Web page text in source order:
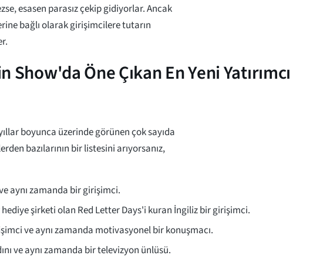
esasen parasız çekip gidiyorlar. Ancak
bağlı olarak girişimcilere tutarın
Öne Çıkan En Yeni Yatırımcı
boyunca üzerinde görünen çok sayıda
bazılarının bir listesini arıyorsanız,
aynı zamanda bir girişimci.
şirketi olan Red Letter Days'i kuran İngiliz bir girişimci.
ve aynı zamanda motivasyonel bir konuşmacı.
ve aynı zamanda bir televizyon ünlüsü.